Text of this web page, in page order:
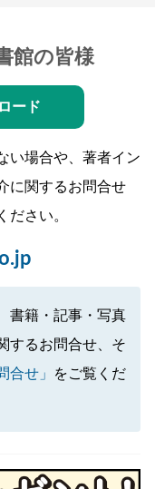
館の皆様
ード
い場合や、著者イン
に関するお問合せ
ださい。
書籍・記事・写真
するお問合せ、そ
合せ」
をご覧くだ